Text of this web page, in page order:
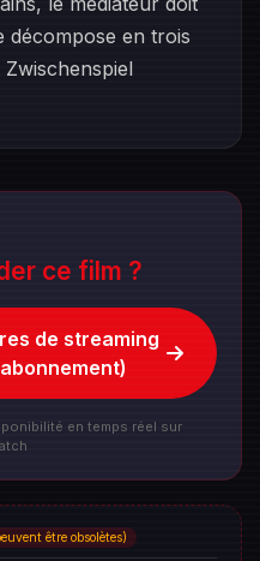
en trois
ce film ?
de streaming
en temps réel sur
être obsolètes)